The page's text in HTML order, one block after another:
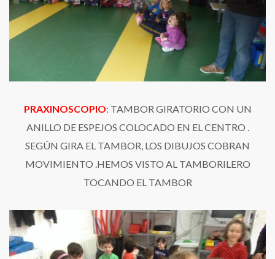
PRAXINOSCOPIO: TAMBOR GIRATORIO CON UN
ANILLO DE ESPEJOS COLOCADO EN EL CENTRO .
SEGÚN GIRA EL TAMBOR, LOS DIBUJOS COBRAN
MOVIMIENTO .HEMOS VISTO AL TAMBORILERO
TOCANDO EL TAMBOR